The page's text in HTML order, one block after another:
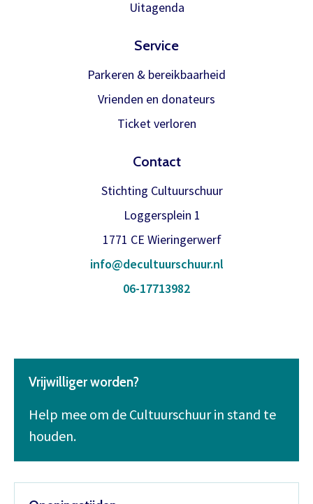
Uitagenda
Service
Parkeren & bereikbaarheid
Vrienden en donateurs
Ticket verloren
Contact
Stichting Cultuurschuur
Loggersplein 1
1771 CE Wieringerwerf
info@decultuurschuur.nl
06-17713982
Vrijwilliger worden?
Help mee om de Cultuurschuur in stand te
houden.